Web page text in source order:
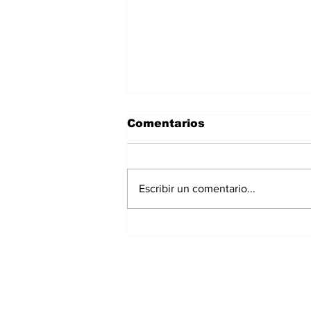
Comentarios
Escribir un comentario...